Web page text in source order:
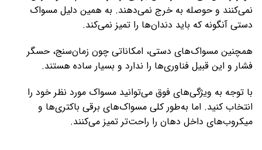
نمی‌کنند و حوصله به خرج نمی‌دهند. به همین دلیل مسواک
دستی آنگونه که باید دندان‌ها را تمیز نمی‌کند.
همچنین مسواک‌های دستی، امکاناتی چون زمان‌سنج، حسگر
فشار و این قبیل فناوری‌ها را ندارد و بسیار ساده هستند.
با توجه به ویژگی‌های فوق می‌توانید مسواک مورد نظر خود را
انتخاب کنید. اما به‌طور کلی مسواک‌های برقی باکتری‌ها و
میکروب‌های داخل دهان را راحت‌تر تمیز می‌کنند.